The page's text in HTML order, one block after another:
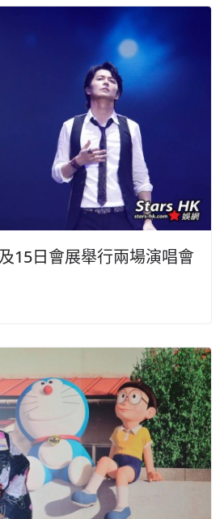
15日會展舉行兩場演唱會